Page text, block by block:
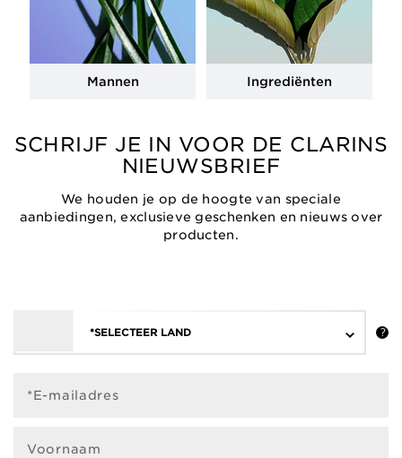
Mannen Ingrediënten
SCHRIJF JE IN VOOR DE CLARINS
NIEUWSBRIEF
We houden je op de hoogte van speciale
aanbiedingen, exclusieve geschenken en nieuws over
producten.
*SELECTEER LAND
*E-mailadres
Voornaam